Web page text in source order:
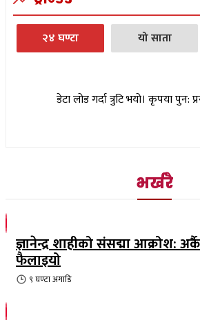
२४ घण्टा यो साता
डेटा लोड गर्दा त्रुटि भयो। कृपया पुन:
भर्खरै
ज्ञानेन्द्र शाहीको संसद्मा आक्रोश:
फैलाइयो
९ घण्टाअगाडि